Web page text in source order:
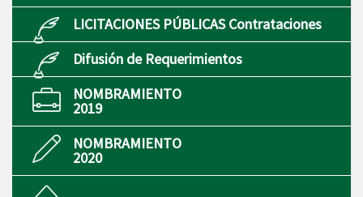
LICITACIONES PÚBLICAS Contrataciones
Difusión de Requerimientos
NOMBRAMIENTO
2019
NOMBRAMIENTO
2020